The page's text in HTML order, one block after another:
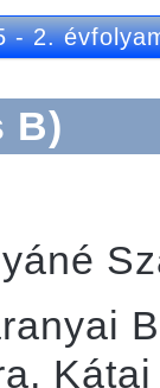
-2.
B)